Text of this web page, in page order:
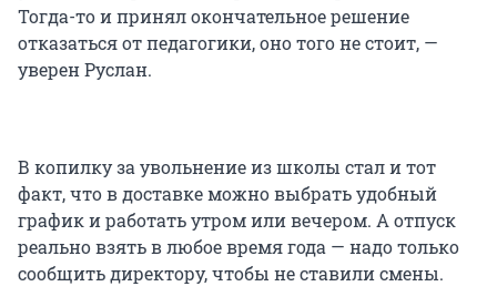
Тогда-то и принял окончательное решение
отказаться от педагогики, оно того не стоит, —
уверен Руслан.
В копилку за увольнение из школы стал и тот
факт, что в доставке можно выбрать удобный
график и работать утром или вечером. А отпуск
реально взять в любое время года — надо только
сообщить директору, чтобы не ставили смены.